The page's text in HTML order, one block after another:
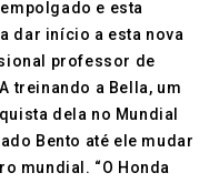
e esta
dar início a esta nova
professor de
treinando a Bella, um
dela no Mundial
Bento até ele mudar
mundial. “O Honda